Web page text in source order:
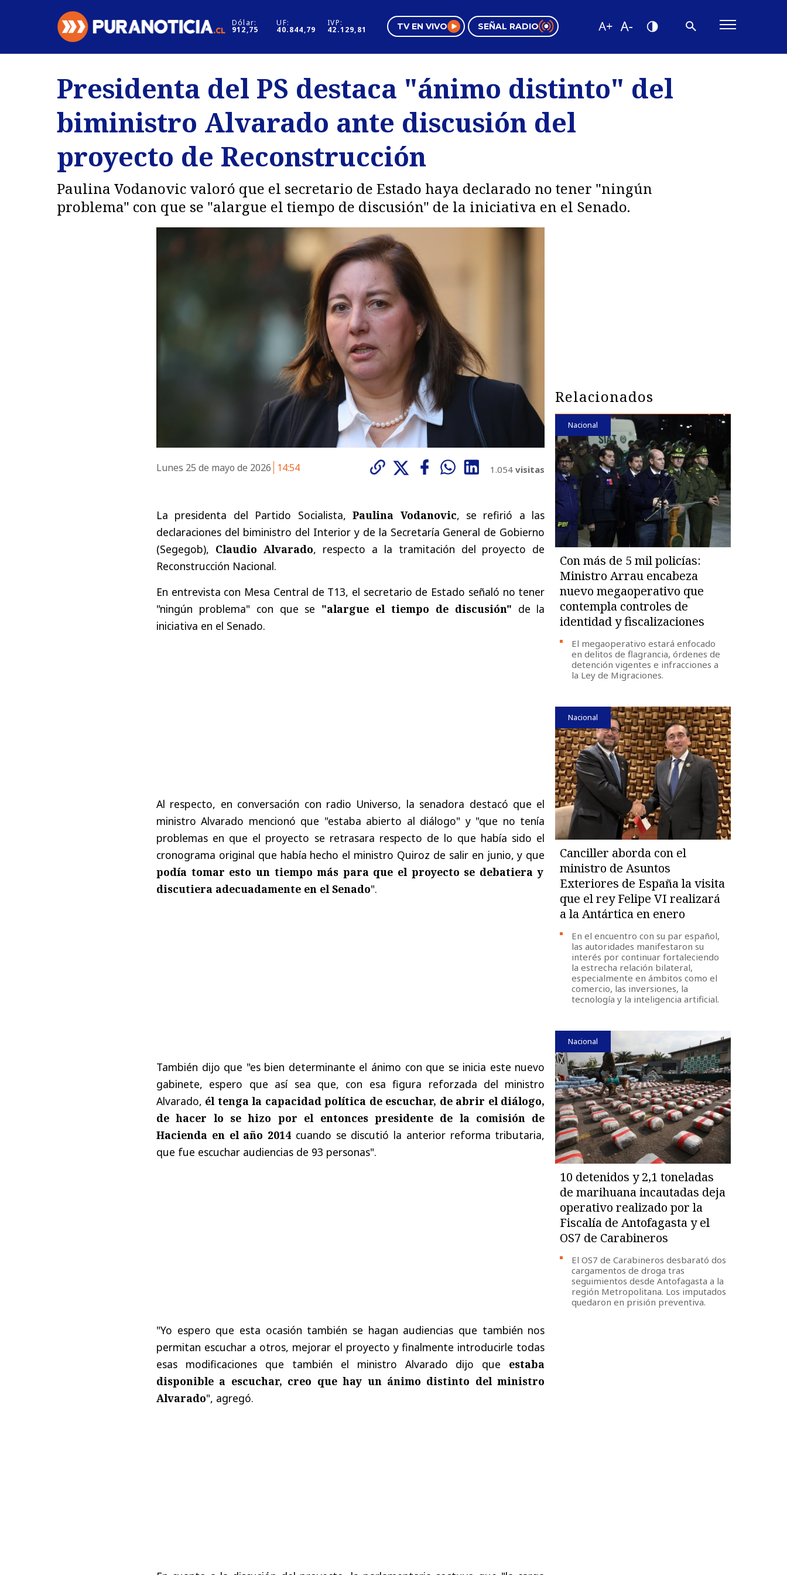
Dólar:
912,75
UF:
40.844,79
IVP:
42.129,81 TV EN VIVO SEÑAL RADIO
Regiones
Deportes
Internacional
Motores
Negocios
Pura Mujer
Tendencias
Videos
Presidenta del PS destaca "ánimo distinto" del
biministro Alvarado ante discusión del
proyecto de Reconstrucción
Paulina Vodanovic valoró que el secretario de Estado haya declarado no tener "ningún
problema" con que se "alargue el tiempo de discusión" de la iniciativa en el Senado.
Lunes 25 de mayo de 2026 14:54 1.054 visitas
La presidenta del Partido Socialista,Paulina Vodanovic, se refirió a las
declaraciones del biministro del Interior y de la Secretaría General de Gobierno
(Segegob), Claudio Alvarado, respecto a la tramitación del proyecto de
Reconstrucción Nacional.
En entrevista con Mesa Central de T13, el secretario de Estado señaló no tener
"ningún problema" con que se "alargue el tiempo de discusión" de la
iniciativa en el Senado.
Al respecto, en conversación con radio Universo, la senadora destacó que el
ministro Alvarado mencionó que "estaba abierto al diálogo" y "que no tenía
problemas en que el proyecto se retrasara respecto de lo que había sido el
cronograma original que había hecho el ministro Quiroz de salir en junio, y que
podía tomar esto un tiempo más para que el proyecto se debatiera y
discutiera adecuadamente en el Senado".
También dijo que "es bien determinante el ánimo con que se inicia este nuevo
gabinete, espero que así sea que, con esa figura reforzada del ministro
Alvarado, él tenga la capacidad política de escuchar, de abrir el diálogo,
de hacer lo se hizo por el entonces presidente de la comisión de
Hacienda en el año 2014 cuando se discutió la anterior reforma tributaria,
que fue escuchar audiencias de 93 personas".
"Yo espero que esta ocasión también se hagan audiencias que también nos
permitan escuchar a otros, mejorar el proyecto y finalmente introducirle todas
esas modificaciones que también el ministro Alvarado dijo que estaba
disponible a escuchar, creo que hay un ánimo distinto del ministro
Alvarado", agregó.
Relacionados
Nacional
Con más de 5 mil policías:
Ministro Arrau encabeza
nuevo megaoperativo que
contempla controles de
identidad y fiscalizaciones
El megaoperativo estará enfocado
en delitos de flagrancia, órdenes de
detención vigentes e infracciones a
la Ley de Migraciones.
Nacional
Canciller aborda con el
ministro de Asuntos
Exteriores de España la visita
que el rey Felipe VI realizará
a la Antártica en enero
En el encuentro con su par español,
las autoridades manifestaron su
interés por continuar fortaleciendo
la estrecha relación bilateral,
especialmente en ámbitos como el
comercio, las inversiones, la
tecnología y la inteligencia artificial.
Nacional
10 detenidos y 2,1 toneladas
de marihuana incautadas deja
operativo realizado por la
Fiscalía de Antofagasta y el
OS7 de Carabineros
El OS7 de Carabineros desbarató dos
cargamentos de droga tras
seguimientos desde Antofagasta a la
región Metropolitana. Los imputados
quedaron en prisión preventiva.